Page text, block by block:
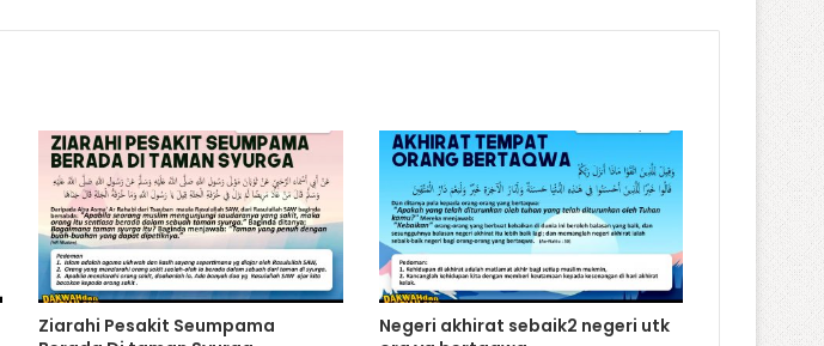
Ziarahi Pesakit Seumpama
Negeri akhirat sebaik2 negeri utk